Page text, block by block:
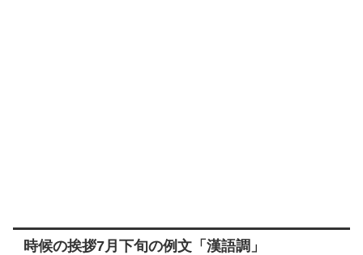
時候の挨拶7月下旬の例文「漢語調」